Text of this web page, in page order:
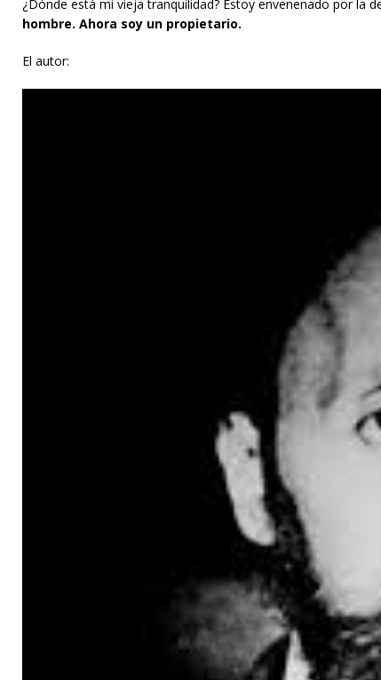
¿Dónde está mi vieja tranquilidad? Estoy envenenado por la
hombre. Ahora soy un propietario.
El autor: